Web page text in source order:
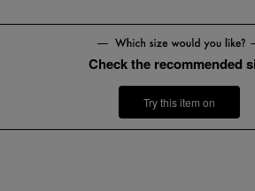
Check the recommended
Try this item on